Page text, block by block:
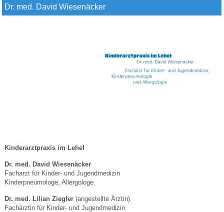
Dr. med. David Wiesenäcker
Kinderarztpraxis im Lehel
Dr. med. David Wiesenäcker
Facharzt für Kinder- und Jugendmedizin
Kinderpneumologe, Allergologe
Dr. med. Lilian Ziegler (angestellte Ärztin)
Fachärztin für Kinder- und Jugendmedizin